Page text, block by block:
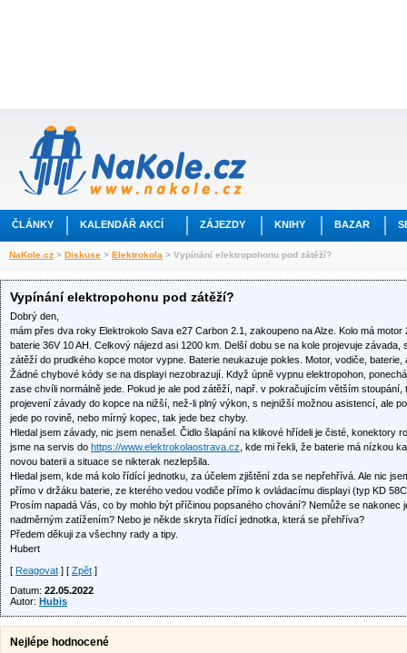
ČLÁNKY KALENDÁŘ AKCÍ ZÁJEZDY KNIHY BAZAR
NaKole.cz > Diskuse > Elektrokola > Vypínání elektropohonu pod zátěží?
Vypínání elektropohonu pod zátěží?
Dobrý den,
mám přes dva roky Elektrokolo Sava e27 Carbon 2.1, zakoupeno na Alze. Kolo má
baterie 36V 10 AH. Celkový nájezd asi 1200 km. Delší dobu se na kole projevuje
zátěží do prudkého kopce motor vypne. Baterie neukazuje pokles. Motor, vodiče,
Žádné chybové kódy se na displayi nezobrazují. Když úpně vypnu elektropohon,
zase chvíli normálně jede. Pokud je ale pod zátěží, např. v pokračujícím větším
projevení závady do kopce na nižší, než-li plný výkon, s nejnižší možnou asistencí, ale
jede po rovině, nebo mírný kopec, tak jede bez chyby.
Hledal jsem závady, nic jsem nenašel. Čidlo šlapání na klikové hřídeli je čisté, konektory
jsme na servis do https://www.elektrokolaostrava.cz , kde mi řekli, že baterie má nízkou
novou baterii a situace se nikterak nezlepšila.
Hledal jsem, kde má kolo řídící jednotku, za účelem zjištění zda se nepřehřívá. Ale nic
přímo v držáku baterie, ze kterého vedou vodiče přímo k ovládacímu displayi (typ KD
Prosím napadá Vás, co by mohlo být příčinou popsaného chování? Nemůže se nakonec
nadměrným zatížením? Nebo je někde skryta řídící jednotka, která se přehříva?
Předem děkuji za všechny rady a tipy.
Hubert
[ Reagovat ] [ Zpět ]
Datum: 22.05.2022
Autor: Hubis
Nejlépe hodnocené